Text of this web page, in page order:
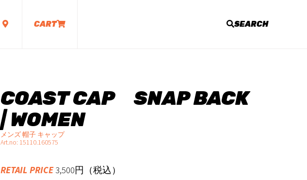
CART SEARCH
COAST CAP SNAP BACK
| WOMEN
メンズ 帽子 キャップ
Art.no: 15110.160575
RETAIL PRICE3,500円（税込）